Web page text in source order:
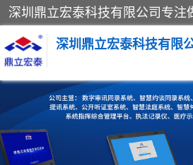
深圳鼎立宏泰科技有限
同步录音录像设备 便
数字法庭 听